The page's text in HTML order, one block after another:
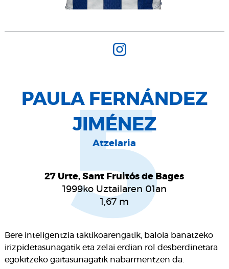
PAULA FERNÁNDEZ
JIMÉNEZ
Atzelaria
27 Urte, Sant Fruitós de Bages
1999ko Uztailaren 01an
1,67 m
Bere inteligentzia taktikoarengatik, baloia banatzeko
irizpidetasunagatik eta zelai erdian rol desberdinetara
egokitzeko gaitasunagatik nabarmentzen da.
5